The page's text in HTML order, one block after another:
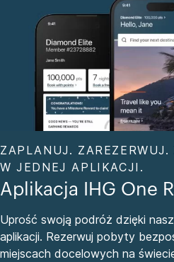
ZAPLANUJ. ZAREZERWUJ.
W JEDNEJ APLIKACJI.
Aplikacja IHG One
Uprość swoją podróż dzięki
aplikacji. Rezerwuj pobyty
miejscach docelowych na